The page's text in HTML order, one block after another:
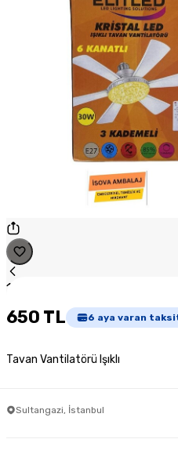
1
650 TL 6 aya varan
Tavan Vantilatörü Işıklı
Sultangazi, İstanbul